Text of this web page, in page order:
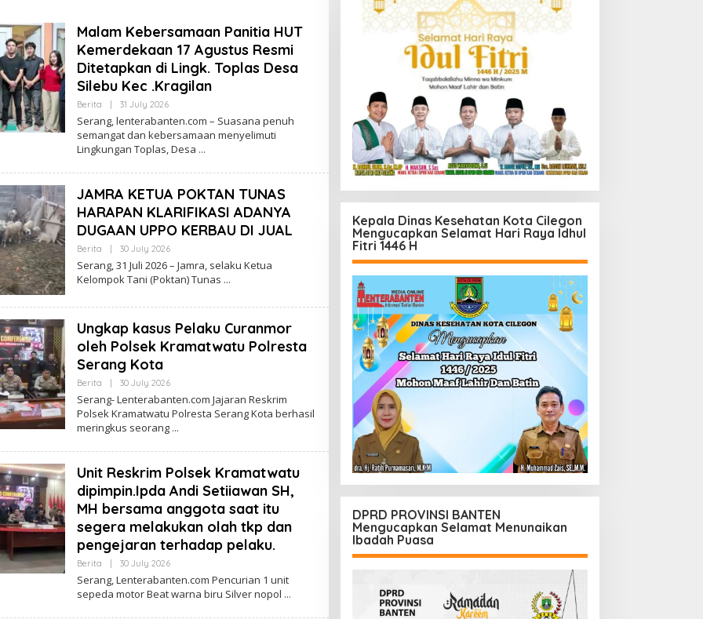
Malam Kebersamaan Panitia HUT
Kemerdekaan 17 Agustus Resmi
Ditetapkan di Lingk. Toplas Desa
Silebu Kec .Kragilan
Berita 31 July 2026By
Serang, lenterabanten.com – Suasana penuh
semangat dan kebersamaan menyelimuti
Lingkungan Toplas, Desa
JAMRA KETUA POKTAN TUNAS
HARAPAN KLARIFIKASI ADANYA
DUGAAN UPPO KERBAU DI JUAL
Berita 30 July 2026By
Serang, 31 Juli 2026 – Jamra, selaku Ketua
Kelompok Tani (Poktan) Tunas
Ungkap kasus Pelaku Curanmor
oleh Polsek Kramatwatu Polresta
Serang Kota
Berita 30 July 2026By
Serang- Lenterabanten.com Jajaran Reskrim
Polsek Kramatwatu Polresta Serang Kota berhasil
meringkus seorang
Unit Reskrim Polsek Kramatwatu
dipimpin.Ipda Andi Setiiawan SH,
MH bersama anggota saat itu
segera melakukan olah tkp dan
pengejaran terhadap pelaku.
Berita 30 July 2026By
Serang, Lenterabanten.com Pencurian 1 unit
sepeda motor Beat warna biru Silver nopol
Kepala Dinas Kesehatan Kota Cilegon
Mengucapkan Selamat Hari Raya Idhul
Fitri 1446 H
DPRD PROVINSI BANTEN
Mengucapkan Selamat Menunaikan
Ibadah Puasa